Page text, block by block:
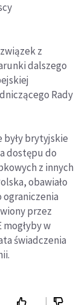
z
dalszego
Rady
były brytyjskie
dostępu do
z innych
obawiało
ograniczenia
przez
mogłyby w
świadczenia